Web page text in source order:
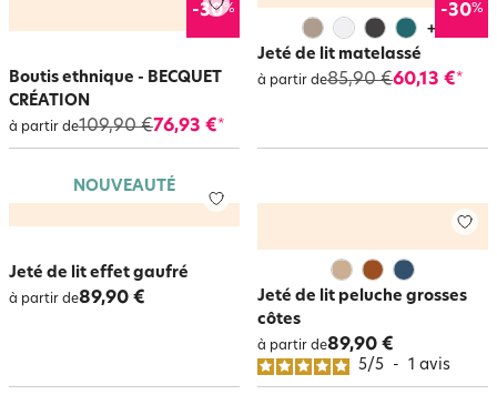
-30%
Boutis ethnique - BECQUET
CRÉATION
à partir de109,90 €76,93 €*
-30%
+
Jeté de lit matelassé
à partir de85,90 €60,13 €*
NOUVEAUTÉ
Jeté de lit effet gaufré
à partir de89,90 €
Jeté de lit peluche grosses
côtes
à partir de89,90 €
5/5 - 1 avis